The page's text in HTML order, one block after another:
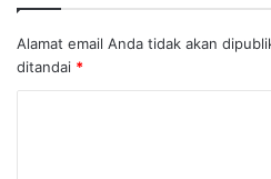
Alamat email Anda tidak akan
ditandai *